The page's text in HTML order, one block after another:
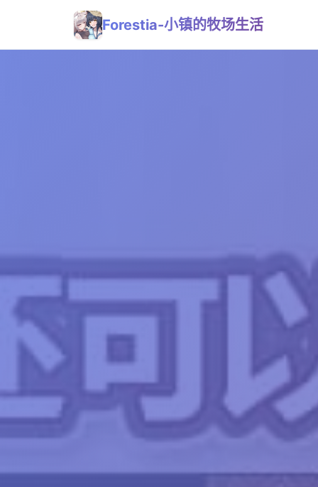
Forestia-小镇的牧场生活